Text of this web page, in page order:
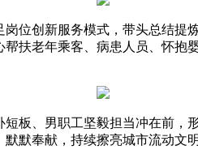
创新服务模式，带头总结提
扶老年乘客、病患人员、怀
、男职工坚毅担当冲在前，
默奉献，持续擦亮城市流动文明